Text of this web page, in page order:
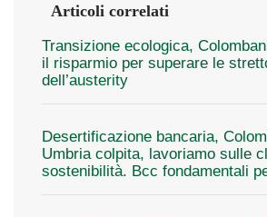
Articoli correlati
Transizione ecologica,
il risparmio per superare le
dell’austerity
Desertificazione bancaria,
Umbria colpita, lavoriamo sulle
sostenibilità. Bcc fondamentali